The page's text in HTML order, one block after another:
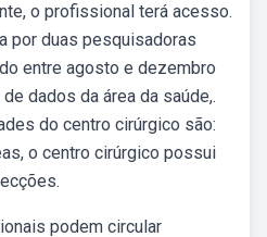
o profissional terá acesso.
por duas pesquisadoras
entre agosto e dezembro
dados da área da saúde,.
do centro cirúrgico são:
o centro cirúrgico possui
podem circular